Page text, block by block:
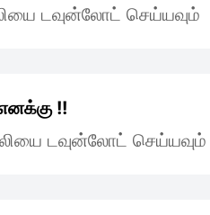
டவுன்லோட் செய்யவும்
!!
டவுன்லோட் செய்யவும்